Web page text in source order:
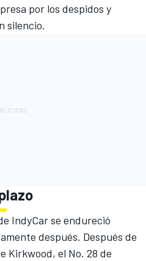
por los despidos y
silencio.
IndyCar se endureció
después. Después de
Kirkwood, el No. 28 de